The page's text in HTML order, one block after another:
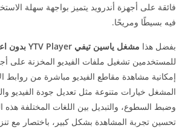
فائقة على أجهزة أندرويد يتميز بواجهة سهلة
فيه بسيطًا ومريحًا.
بفضل هذا مشغل ياسين تيفي YTV Player بدون اعلانات
للمستخدمين تشغيل ملفات الفيديو المخزنة على
المشغل خيارات متنوعة مثل تعديل جودة الفيديو
وضبط السطوع، والتبديل بين اللغات المختلفة هذه
تحسين تجربة المشاهدة بشكل كبير، باختصار مع